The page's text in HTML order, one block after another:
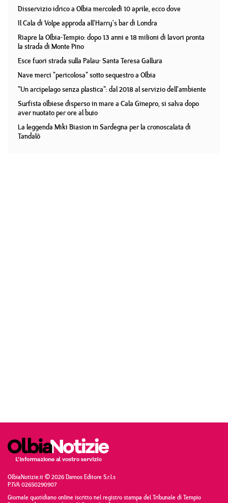
Disservizio idrico a Olbia mercoledì 10 aprile, ecco dove
Il Cala di Volpe approda all'Harry's bar di Londra
Riapre la Olbia-Tempio: dopo 13 anni e 18 milioni di lavori pronta
la strada di Monte Pino
Esce fuori strada sulla Palau- Santa Teresa Gallura
Nave merci "pericolosa" sotto sequestro a Olbia
"Un arcipelago senza plastica": dal 2018 al servizio dell'ambiente
Surfista olbiese disperso in mare a Cala Ginepro, si salva dopo
aver nuotato per ore al buio
La leggenda Miki Biasion in Sardegna per la cronoscalata di
Tandalò
OlbiaNotizie.it © 2026 Damos Editore S.r.l.s
P.IVA 02650290907
Giornale quotidiano online iscritto nel registro stampa del Tribunale di Tempio